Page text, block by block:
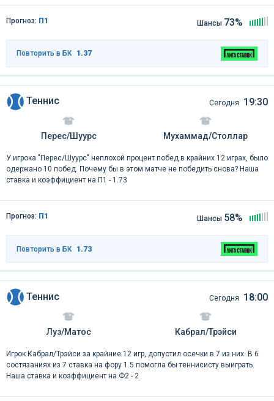
Прогноз: П1 Шансы 73%
Повторить в БК 1.37
Теннис Сегодня 19:30
Перес/Шуурс Мухаммад/Столлар
У игрока "Перес/Шуурс" неплохой процент побед в крайних 12 играх, было
одержано 10 побед. Почему бы в этом матче не победить снова? Наша
ставка и коэффициент на П1 - 1.73
Прогноз: П1 Шансы 58%
Повторить в БК 1.73
Теннис Сегодня 18:00
Луз/Матос Кабрал/Трэйси
Игрок Кабрал/Трэйси за крайние 12 игр, допустил осечки в 7 из них. В 6
состязаниях из 7 ставка на фору 1.5 помогла бы теннисисту выиграть.
Наша ставка и коэффициент на Ф2 - 2